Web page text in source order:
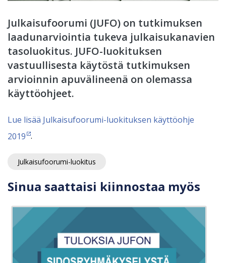
Julkaisufoorumi (JUFO) on tutkimuksen
laadunarviointia tukeva julkaisukanavien
tasoluokitus. JUFO-luokituksen
vastuullisesta käytöstä tutkimuksen
arvioinnin apuvälineenä on olemassa
käyttöohjeet.
Lue lisää Julkaisufoorumi-luokituksen käyttöohje
2019 .
Julkaisufoorumi-luokitus
Sinua saattaisi kiinnostaa myös